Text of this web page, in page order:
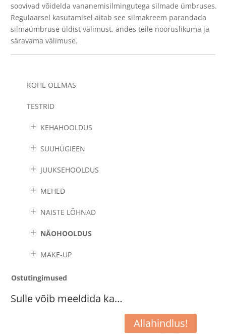
soovivad võidelda vananemisilmingutega silmade ümbruses.
Regulaarsel kasutamisel aitab see silmakreem parandada
silmaümbruse üldist välimust, andes teile nooruslikuma ja
säravama välimuse.
KOHE OLEMAS
TESTRID
KEHAHOOLDUS
SUUHÜGIEEN
JUUKSEHOOLDUS
MEHED
NAISTE LÕHNAD
NÄOHOOLDUS
MAKE-UP
Ostutingimused
Sulle võib meeldida ka…
Allahindlus!